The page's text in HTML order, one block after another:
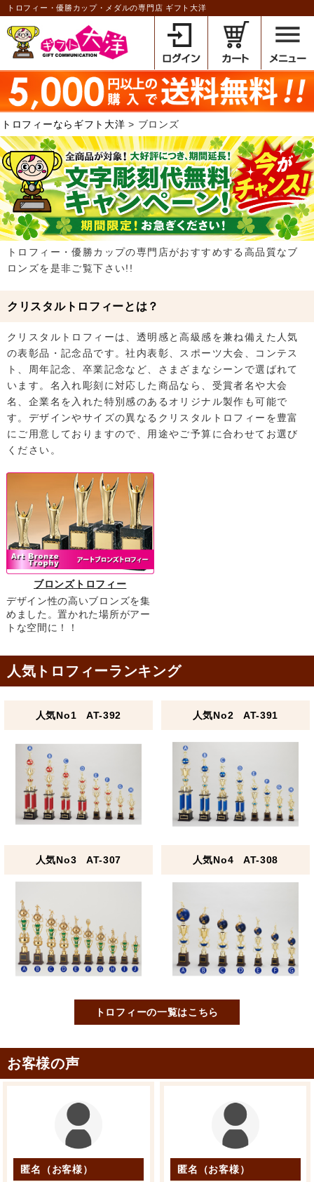
トロフィー・優勝カップ・メダルの専門店 ギフト大洋
トロフィーならギフト大洋 ブロンズ
トロフィー・優勝カップの専門店がおすすめする高品質なブ
ロンズを是非ご覧下さい!!
クリスタルトロフィーとは？
クリスタルトロフィーは、透明感と高級感を兼ね備えた人気
の表彰品・記念品です。社内表彰、スポーツ大会、コンテス
ト、周年記念、卒業記念など、さまざまなシーンで選ばれて
います。名入れ彫刻に対応した商品なら、受賞者名や大会
名、企業名を入れた特別感のあるオリジナル製作も可能で
す。デザインやサイズの異なるクリスタルトロフィーを豊富
にご用意しておりますので、用途やご予算に合わせてお選び
ください。
ブロンズトロフィー
デザイン性の高いブロンズを集
めました。置かれた場所がアー
トな空間に！！
人気トロフィーランキング
人気No1 AT-392 人気No2 AT-391
人気No3 AT-307 人気No4 AT-308
トロフィーの一覧はこちら
お客様の声
匿名（お客様）
匿名（お客様）